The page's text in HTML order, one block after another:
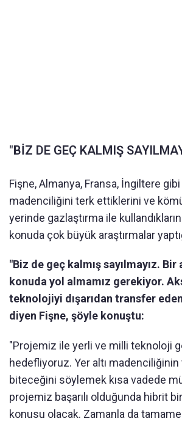
"BİZ DE GEÇ KALMIŞ
Fişne, Almanya, Fransa, İngiltere
madenciliğini terk ettiklerini ve
yerinde gazlaştırma ile
konuda çok büyük araştırmalar
"Biz de geç kalmış sayılmayız. Bir
konuda yol almamız gerekiyor.
teknolojiyi dışarıdan transfer
diyen Fişne, şöyle konuştu:
"Projemiz ile yerli ve milli teknoloji
hedefliyoruz. Yer altı
biteceğini söylemek kısa vadede
projemiz başarılı olduğunda hibrit
konusu olacak. Zamanla da